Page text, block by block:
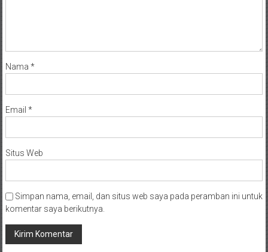
Nama *
Email *
Situs Web
Simpan nama, email, dan situs web saya pada peramban ini untuk
komentar saya berikutnya.